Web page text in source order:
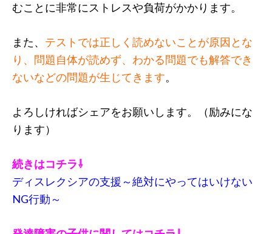
むことに非常にストレスや負荷がかかります。
また、 テストでは正しく読めないことが原因とな
り、問題自体が読めず、わかる問題でも解答でき
ないなどの問題が生じてきます。
よろしければシェアをお願いします。（励みにな
ります）
続きはコチラ⇩
ディスレクシアの支援～絶対にやってはいけない
NG行動～